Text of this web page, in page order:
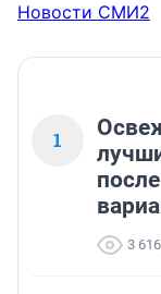
Новости СМИ2
1
3 616